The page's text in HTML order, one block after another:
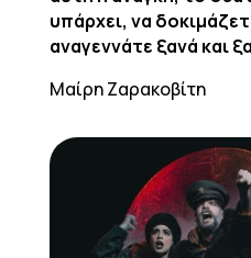
υπάρχει, να
αναγεννάτε ξανά και
Μαίρη Ζαρακοβίτη